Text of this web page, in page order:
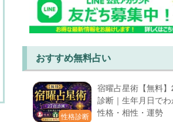
おすすめ無料占い
性格診断
宿曜占星術【無料
診断｜生年月日でわ
性格・相性・運勢